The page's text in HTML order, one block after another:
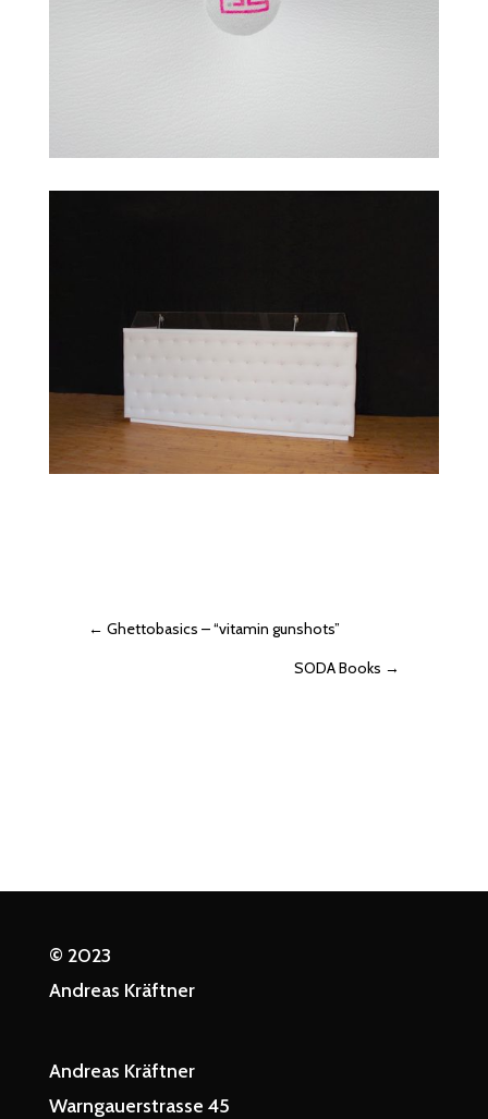
← Ghettobasics – “vitamin gunshots”
SODA Books →
© 2023
Andreas Kräftner
Andreas Kräftner
Warngauerstrasse 45